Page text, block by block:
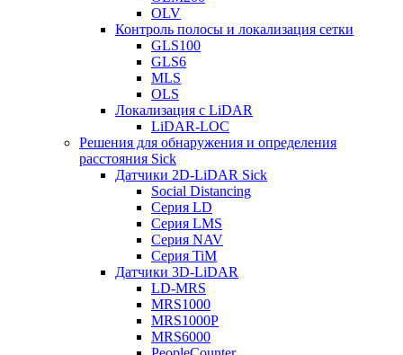
OLV
Контроль полосы и локализация сетки
GLS100
GLS6
MLS
OLS
Локализация с LiDAR
LiDAR-LOC
Решения для обнаружения и определения
расстояния Sick
Датчики 2D-LiDAR Sick
Social Distancing
Серия LD
Серия LMS
Серия NAV
Серия TiM
Датчики 3D-LiDAR
LD-MRS
MRS1000
MRS1000P
MRS6000